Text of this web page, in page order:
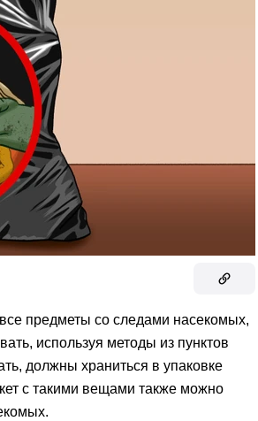
все предметы со следами насекомых,
используя методы из пунктов
должны храниться в упаковке
с такими вещами также можно